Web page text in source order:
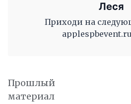
Леся
Приходи на
Прошлый
материал